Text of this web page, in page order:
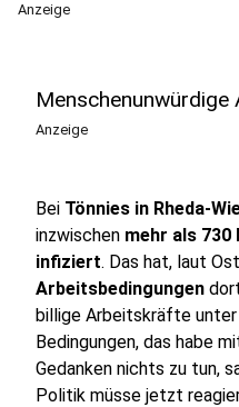
Anzeige
Anzeige
Bei Tönnies in Rheda-
inzwischen mehr als 730
infiziert. Das hat, laut
Arbeitsbedingungen
billige Arbeitskräfte unter
Bedingungen, das habe
Gedanken nichts zu tun,
Politik müsse jetzt